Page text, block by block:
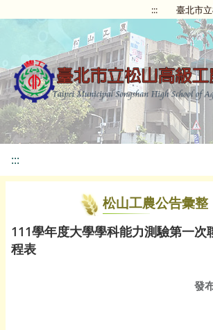
::: 臺北市
:::
松山工農公告彙整
111學年度大學學科能力測驗第一次
程表
發